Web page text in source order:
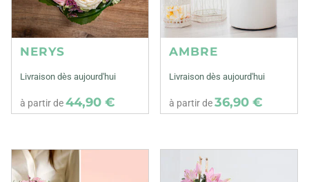
NERYS
Livraison dès aujourd'hui
à partir de44,90 €
AMBRE
Livraison dès aujourd'hui
à partir de36,90 €